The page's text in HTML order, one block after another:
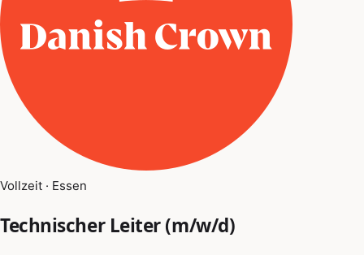
Vollzeit · Essen
Technischer Leiter (m/w/d)